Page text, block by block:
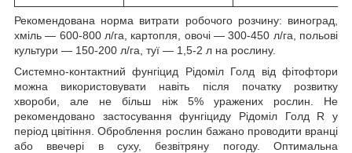
Рекомендована норма витрати робочого розчину: виноград,
хміль — 600-800 л/га, картопля, овочі — 300-450 л/га, польові
культури — 150-200 л/га, туї — 1,5-2 л на рослину.
Системно-контактний фунгіцид Рідоміл Голд від фітофтори
можна використовувати навіть після початку розвитку
хвороби, але не більш ніж 5% уражених рослин. Не
рекомендовано застосування фунгіциду Рідоміл Голд R у
період цвітіння. Оброблення рослин бажано проводити вранці
або ввечері в суху, безвітряну погоду. Оптимальна